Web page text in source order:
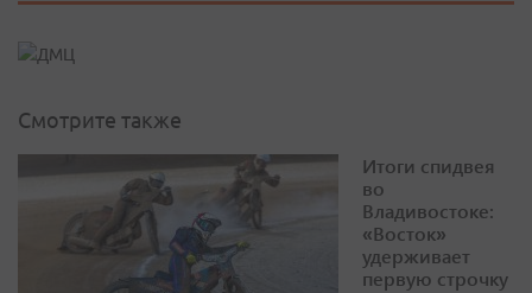
Смотрите также
Итоги спидвея
во
Владивостоке:
«Восток»
удерживает
первую строчку